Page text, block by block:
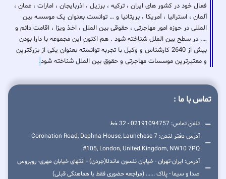
فعال خود در کشور های ایران ، ترکیه ، برزیل ، اذربایجان ، امارات ، عمان ،
آلمان ، استرالیا ، آمریکا ، بریتانیا و … توانست بعنوان یک موسسه بین
المللی در حوزه امور مهاجرتی ، حقوقی بین الملل ، اخذ ویزا ، اقامت دائم و
…. در سطح بین الملل شناخته شود . هم اکنون این مجموعه با دارا بودن
بیش از 2640 کارشناس و وکیل با تجربه توانسته بعنوان یکی از بزرگترین
و معتبرترین موسسات مهاجرتی و حقوق بین الملل شناخته شود.
تماس با ما :
تلفن تماس: 02191094757 - 32 خط
آدرس دفتر لندن: 7 Coronation Road, Dephna House, Launchese
#105, London, United Kingdom, NW10 7PQ
آدرس: ایران-تهران - خیابان نلسون ماندلا(جردن) - انتهای خیابان مهری- روبروس
صدا و سیما - پلاک ...... (مراجعه حضوری فقط با هماهنگی قبلی)